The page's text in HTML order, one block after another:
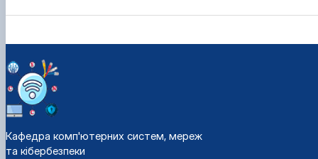
Кафедра комп'ютерних систем, мереж
та кібербезпеки